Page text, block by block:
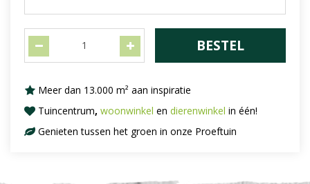
Meer dan 13.000 m² aan inspiratie
Tuincentrum, woonwinkel en dierenwinkel in één!
Genieten tussen het groen in onze Proeftuin